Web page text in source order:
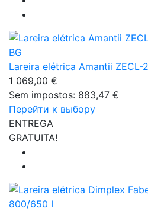
Lareira elétrica Amantii ZECL-
1 069,00 €
Sem impostos: 883,47 €
Перейти к выбору
ENTREGA
GRATUITA!